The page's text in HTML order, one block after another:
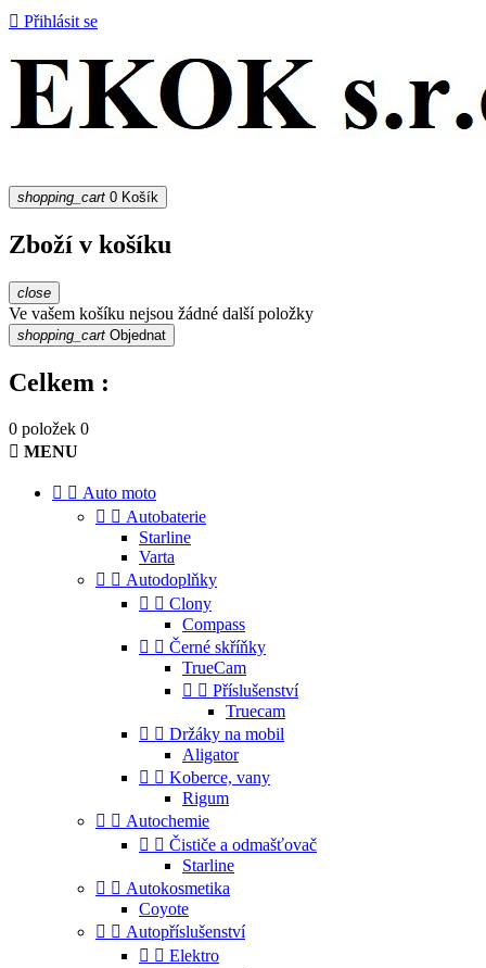
 Přihlásit se
shopping_cart 0 Košík
Zboží v košíku
close
Ve vašem košíku nejsou žádné další položky
shopping_cart Objednat
Celkem :
0 položek 0
 MENU
  Auto moto
  Autobaterie
Starline
Varta
  Autodoplňky
  Clony
Compass
  Černé skříňky
TrueCam
  Příslušenství
Truecam
  Držáky na mobil
Aligator
  Koberce, vany
Rigum
  Autochemie
  Čističe a odmašťovač
Starline
  Autokosmetika
Coyote
  Autopříslušenství
  Elektro